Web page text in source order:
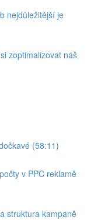
nejdůležitější je
zoptimalizovat náš
(58:11)
v PPC reklamě
struktura kampaně